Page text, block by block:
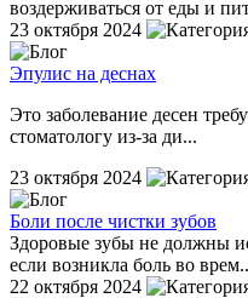
воздерживаться от еды и
23 октября 2024
Эпулис на деснах
Это заболевание десен
стоматологу из-за ди...
23 октября 2024
Боли после чистки зубов
Здоровые зубы не должны
если возникла боль во
22 октября 2024